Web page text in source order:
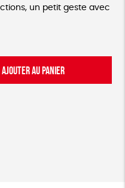
un petit geste avec
AJOUTER AU PANIER